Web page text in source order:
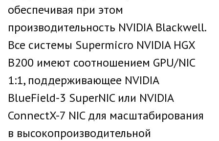
обеспечивая при этом
производительность NVIDIA Blackwell.
Все системы Supermicro NVIDIA HGX
B200 имеют соотношением GPU/NIC
1:1, поддерживающее NVIDIA
BlueField-3 SuperNIC или NVIDIA
ConnectX-7 NIC для масштабирования
в высокопроизводительной